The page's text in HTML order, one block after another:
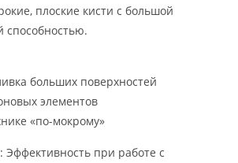
плоские кисти с большой
больших поверхностей
элементов
«по-мокрому»
при работе с